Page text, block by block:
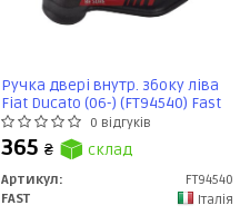
Ручка двері внутр. збоку ліва
Fiat Ducato (06-) (FT94540) Fast
0 відгуків
365 ₴ склад
Артикул:
FT94540
FAST
Італія